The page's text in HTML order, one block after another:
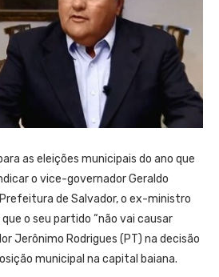
as eleições municipais do ano que
o vice-governador Geraldo
de Salvador, o ex-ministro
o seu partido “não vai causar
Jerônimo Rodrigues (PT) na decisão
municipal na capital baiana.